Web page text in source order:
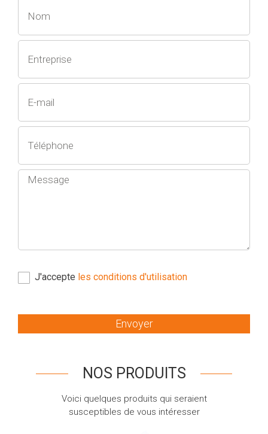
J'accepte les conditions d'utilisation
Envoyer
NOS PRODUITS
Voici quelques produits qui seraient
susceptibles de vous intéresser